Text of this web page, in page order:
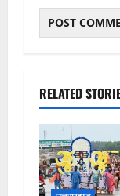
RELATED